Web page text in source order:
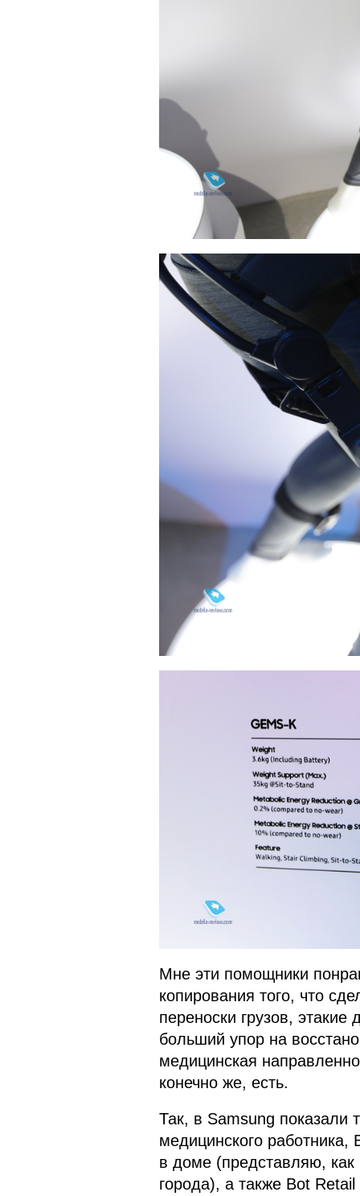
Мне эти помощники
копирования того, что
переноски грузов,
больший упор на
медицинская
конечно же, есть.
Так, в Samsung показали
медицинского работника,
в доме (представляю, как
города), а также Bot